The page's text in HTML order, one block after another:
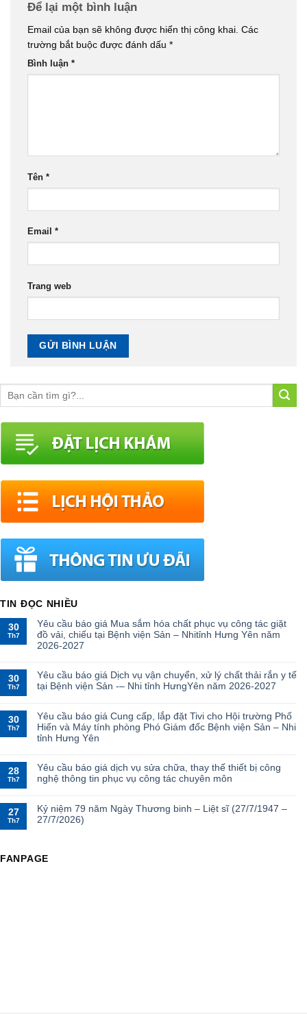
TIN ĐỌC NHIỀU
30
Th7
Yêu cầu báo giá Mua sắm hóa chất phục vụ công tác giặt
đồ vải, chiếu tại Bệnh viện Sản – Nhitỉnh Hưng Yên năm
2026-2027
30
Th7
Yêu cầu báo giá Dịch vụ vận chuyển, xử lý chất thải rắn y tế
tại Bệnh viện Sản -– Nhi tỉnh HưngYên năm 2026-2027
30
Th7
Yêu cầu báo giá Cung cấp, lắp đặt Tivi cho Hội trường Phố
Hiến và Máy tính phòng Phó Giám đốc Bệnh viện Sản – Nhi
tỉnh Hưng Yên
28
Th7
Yêu cầu báo giá dịch vụ sửa chữa, thay thế thiết bị công
nghệ thông tin phục vụ công tác chuyên môn
27
Th7
Kỷ niệm 79 năm Ngày Thương binh – Liệt sĩ (27/7/1947 –
27/7/2026)
FANPAGE
Để lại một bình luận
Email của bạn sẽ không được hiển thị công khai. Các
trường bắt buộc được đánh dấu *
Bình luận *
Tên *
Email *
Trang web